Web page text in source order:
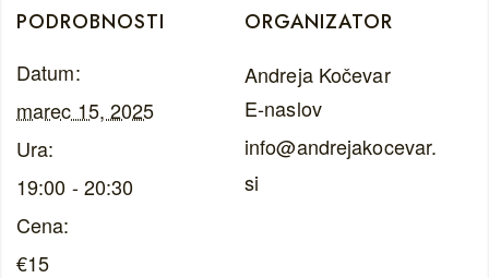
PODROBNOSTI
Datum:
marec 15, 2025
Ura:
19:00 - 20:30
Cena:
€15
ORGANIZATOR
Andreja Kočevar
E-naslov
info@andrejakocevar.
si